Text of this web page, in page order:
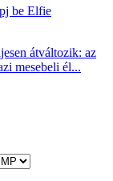
be Elfie
átváltozik: az
mesebeli él...